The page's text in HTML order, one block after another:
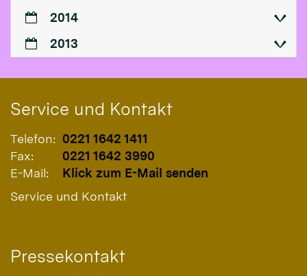
2014
2013
Service und Kontakt
Telefon: 0221 1642 1411
Fax:
0221 1642 3990
E-Mail:
Klick zum E-Mail senden
Service und Kontakt
Pressekontakt